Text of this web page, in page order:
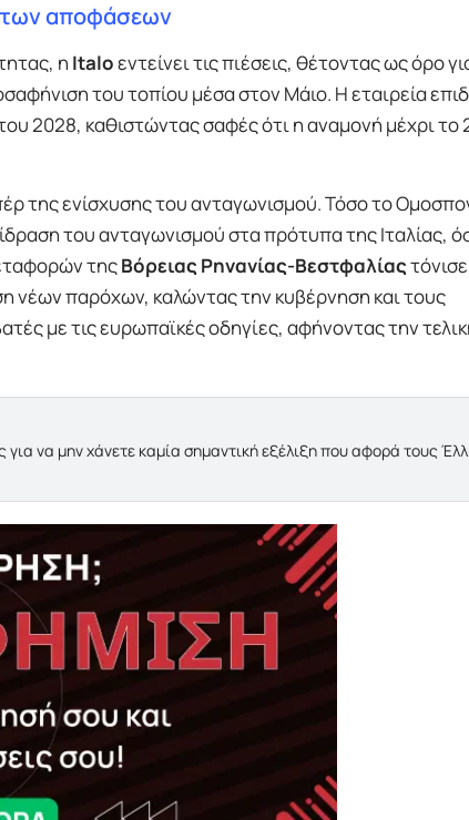
των αποφάσεων
η Italoεντείνει τις πιέσεις, θέτοντας ως όρο
του τοπίου μέσα στον Μάιο. Η εταιρεία
2028, καθιστώντας σαφές ότι η αναμονή μέχρι το
της ενίσχυσης του ανταγωνισμού. Τόσο το
του ανταγωνισμού στα πρότυπα της Ιταλίας,
τηςΒόρειας Ρηνανίας-Βεστφαλίας
νέων παρόχων, καλώντας την κυβέρνηση και τους
με τις ευρωπαϊκές οδηγίες, αφήνοντας την
να μην χάνετε καμία σημαντική εξέλιξη που αφορά τους